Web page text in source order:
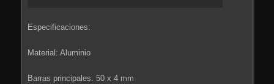
Especificaciones:
Material: Aluminio
Barras principales: 50 x 4 mm